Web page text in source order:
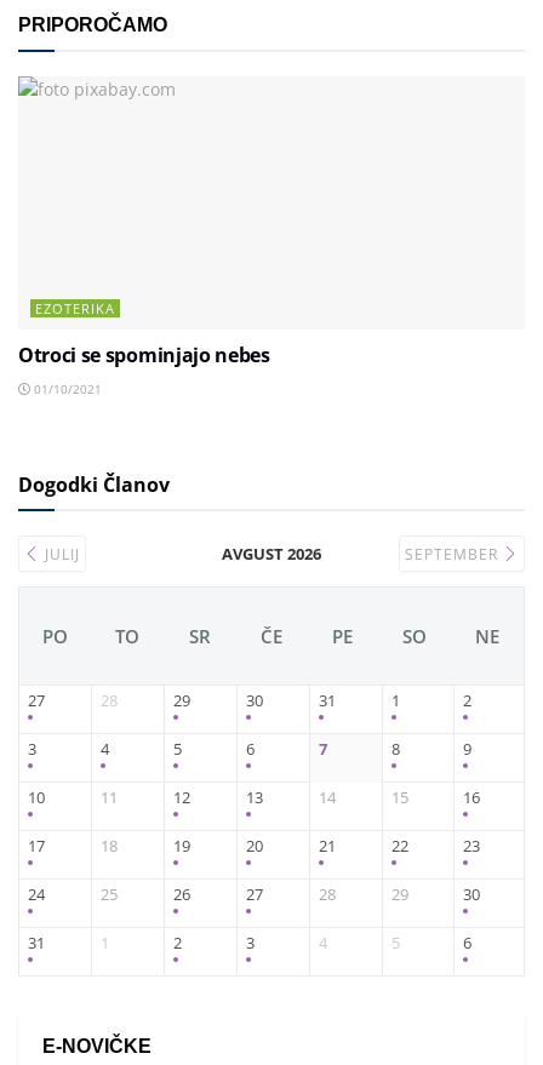
PRIPOROČAMO
EZOTERIKA
Otroci se spominjajo nebes
01/10/2021
Dogodki Članov
JULIJ AVGUST 2026 SEPTEMBER
PO TO SR ČE PE SO NE
27 28 29 30 31 1 2
3 4 5 6 7 8 9
10 11 12 13 14 15 16
17 18 19 20 21 22 23
24 25 26 27 28 29 30
31 1 2 3 4 5 6
E-NOVIČKE